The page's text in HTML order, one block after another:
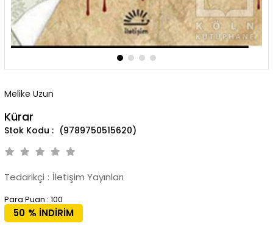
Melike Uzun
Kürar
(9789750515620)
Tedarikçi : İletişim Yayınları
Para Puan : 100
%
50
İNDIRIM